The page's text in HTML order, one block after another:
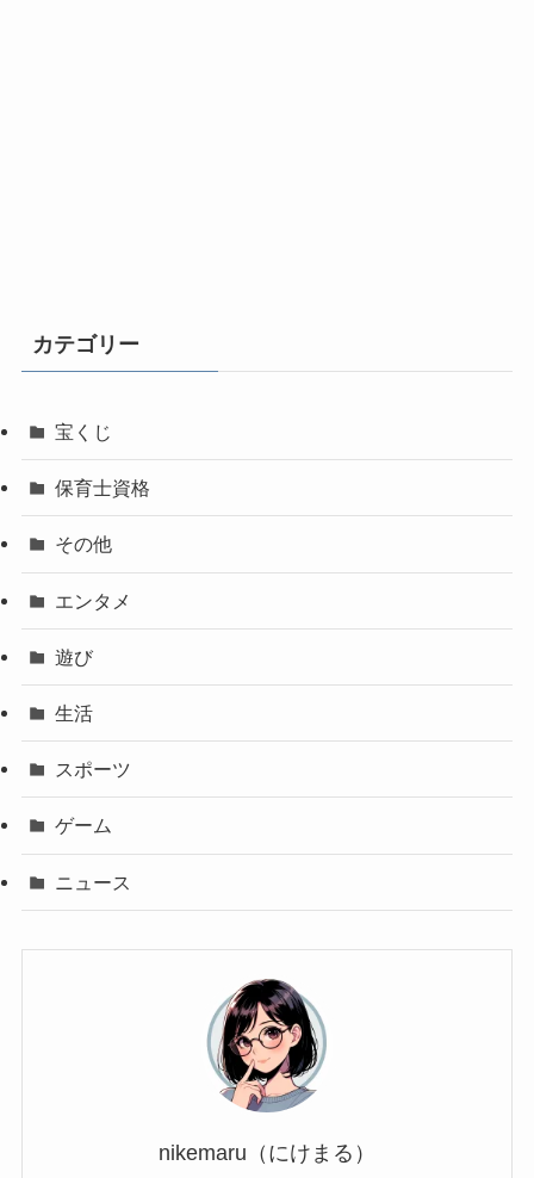
カテゴリー
宝くじ
保育士資格
その他
エンタメ
遊び
生活
スポーツ
ゲーム
ニュース
nikemaru（にけまる）